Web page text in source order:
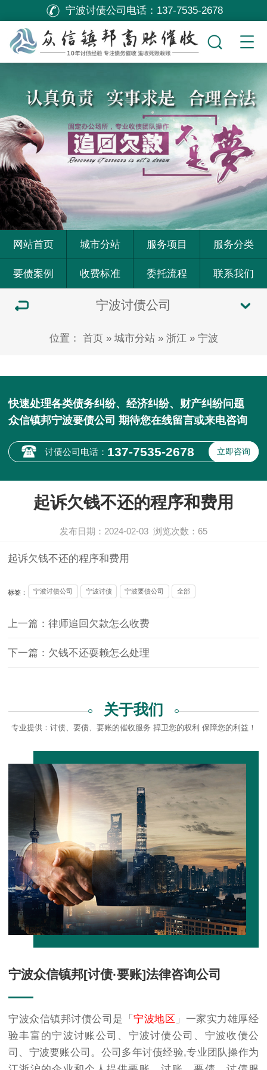
宁波讨债公司电话： 137-7535-2678
网站首页 城市分站 服务项目 服务分类
要债案例 收费标准 委托流程 联系我们
宁波讨债公司
位置： 首页» 城市分站» 浙江» 宁波
快速处理各类债务纠纷、经济纠纷、财产纠纷问题
众信镇邦宁波要债公司 期待您在线留言或来电咨询
讨债公司电话： 137-7535-2678 立即咨询
起诉欠钱不还的程序和费用
发布日期：2024-02-03 浏览次数： 65
起诉欠钱不还的程序和费用
标签： 宁波讨债公司 宁波讨债 宁波要债公司 全部
上一篇：律师追回欠款怎么收费
下一篇：欠钱不还耍赖怎么处理
关于我们
专业提供：讨债、要债、要账的催收服务 捍卫您的权利 保障您的利益！
宁波众信镇邦[讨债·要账]法律咨询公司
宁波众信镇邦讨债公司是「宁波地区 」一家实力雄厚经
验丰富的宁波讨账公司 、 宁波讨债公司 、 宁波收债公
司 、 宁波要账公司 。公司多年讨债经验,专业团队操作为